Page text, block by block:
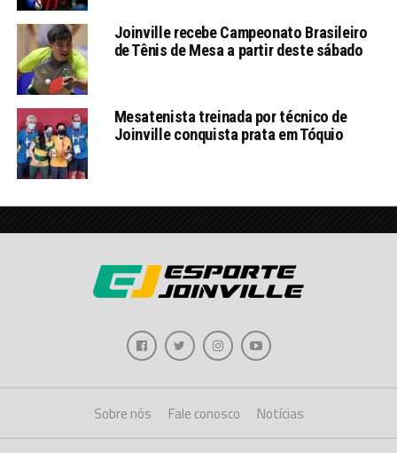
Joinville recebe Campeonato Brasileiro
de Tênis de Mesa a partir deste sábado
Mesatenista treinada por técnico de
Joinville conquista prata em Tóquio
Sobre nós Fale conosco Notícias